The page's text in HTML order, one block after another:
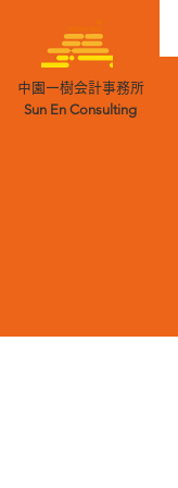
中園一樹会計事務所
Sun En Consulting